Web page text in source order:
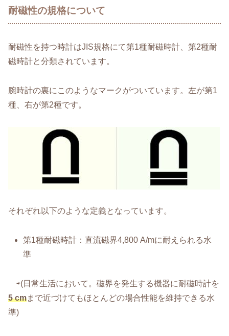
耐磁性の規格について
耐磁性を持つ時計はJIS規格にて第1種耐磁時計、第2種耐
磁時計と分類されています。
腕時計の裏にこのようなマークがついています。左が第1
種、右が第2種です。
それぞれ以下のような定義となっています。
第1種耐磁時計：直流磁界4,800 A/mに耐えられる水
準
⇨(日常生活において。磁界を発生する機器に耐磁時計を
5 cmまで近づけてもほとんどの場合性能を維持できる水
準)